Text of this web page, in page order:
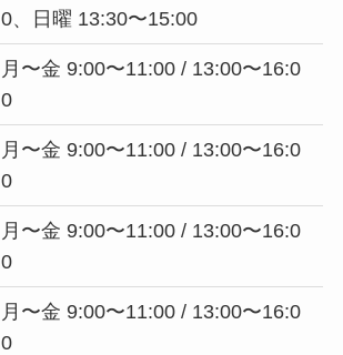
0、日曜 13:30〜15:00
月〜金 9:00〜11:00 / 13:00〜16:0
0
月〜金 9:00〜11:00 / 13:00〜16:0
0
月〜金 9:00〜11:00 / 13:00〜16:0
0
月〜金 9:00〜11:00 / 13:00〜16:0
0